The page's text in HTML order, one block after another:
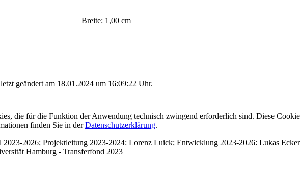
Breite: 1,00 cm
geändert am 18.01.2024 um 16:09:22 Uhr.
die für die Funktion der Anwendung technisch zwingend erforderlich sind. Diese
finden Sie in derDatenschutzerklärung.
2023-2026; Projektleitung 2023-2024: Lorenz Luick; Entwicklung 2023-2026: Lukas
Hamburg - Transferfond 2023